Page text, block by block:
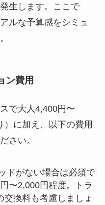
生します。ここで
ルな予算感をシミュ
ン費用
で大人4,400円〜
に加え、以下の費用
さい。
ドがない場合は必須で
〜2,000円程度。トラ
換料も考慮しましょ